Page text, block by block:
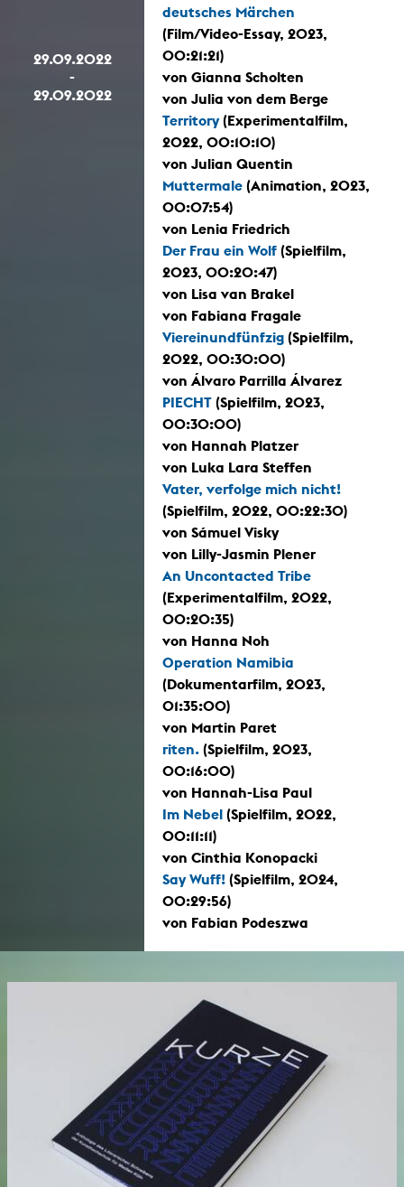
29.09.2022
-
29.09.2022
deutsches Märchen
(Film/Video-Essay, 2023,
00:21:21)
von Gianna Scholten
von Julia von dem Berge
Territory(Experimentalfilm,
2022, 00:10:10)
von Julian Quentin
Muttermale (Animation, 2023,
00:07:54)
von Lenia Friedrich
Der Frau ein Wolf (Spielfilm,
2023, 00:20:47)
von Lisa van Brakel
von Fabiana Fragale
Viereinundfünfzig (Spielfilm,
2022, 00:30:00)
von Álvaro Parrilla Álvarez
PIECHT (Spielfilm, 2023,
00:30:00)
von Hannah Platzer
von Luka Lara Steffen
Vater, verfolge mich nicht!
(Spielfilm, 2022, 00:22:30)
von Sámuel Visky
von Lilly-Jasmin Plener
An Uncontacted Tribe
(Experimentalfilm, 2022,
00:20:35)
von Hanna Noh
Operation Namibia
(Dokumentarfilm, 2023,
01:35:00)
von Martin Paret
riten. (Spielfilm, 2023,
00:16:00)
von Hannah-Lisa Paul
Im Nebel (Spielfilm, 2022,
00:11:11)
von Cinthia Konopacki
Say Wuff! (Spielfilm, 2024,
00:29:56)
von Fabian Podeszwa